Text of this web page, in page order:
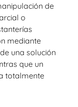
de
o
mediante
una solución
que un
totalmente